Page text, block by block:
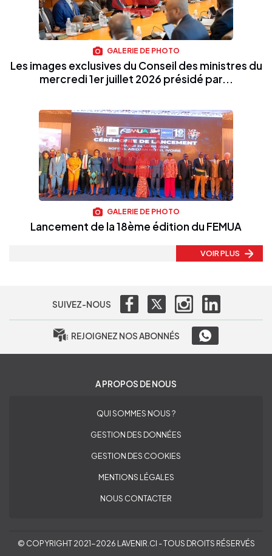
GALERIE DE PHOTO
Les images exclusives du Conseil des ministres du
mercredi 1er juillet 2026 présidé par...
GALERIE DE PHOTO
Lancement de la 18ème édition du FEMUA
VOIR PLUS
SUIVEZ-NOUS
REJOIGNEZ NOS ABONNÉS
A PROPOS DE NOUS
QUI SOMMES NOUS ?
GESTION DES DONNÉES
GESTION DES COOKIES
MENTIONS LÉGALES
NOUS CONTACTER
© COPYRIGHT 2021-2026 LAVENIR.CI - TOUS DROITS RÉSERVÉS